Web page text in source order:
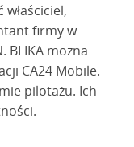
firmy w
BLIKA można
CA24 Mobile.
pilotażu. Ich